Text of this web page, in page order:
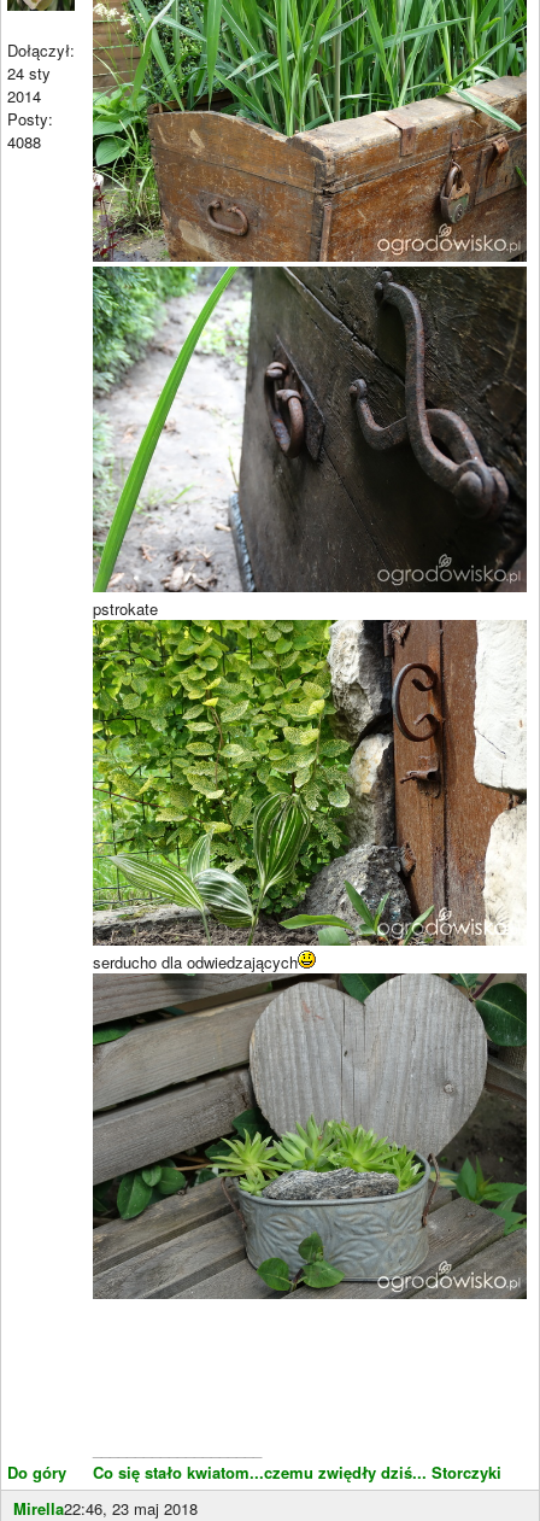
Dołączył:
24 sty
2014
Posty:
4088
Do góry
pstrokate
serducho dla odwiedzających
Co się stało kwiatom...czemu zwiędły dziś... Storczyki
Mirella22:46, 23 maj 2018